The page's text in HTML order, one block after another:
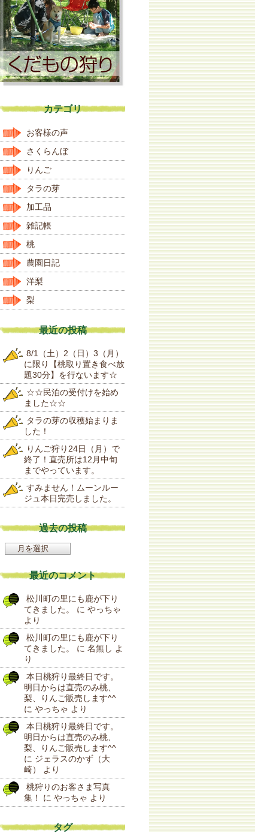
カテゴリ
お客様の声
さくらんぼ
りんご
タラの芽
加工品
雑記帳
桃
農園日記
洋梨
梨
最近の投稿
8/1（土）2（日）3（月）
に限り【桃取り置き食べ放
題30分】を行ないます☆
☆☆民泊の受付けを始め
ました☆☆
タラの芽の収穫始まりま
した！
りんご狩り24日（月）で
終了！直売所は12月中旬
までやっています。
すみません！ムーンルー
ジュ本日完売しました。
過去の投稿
去
投
最近のコメント
松川町の里にも鹿が下り
てきました。
に やっちゃ
より
松川町の里にも鹿が下り
てきました。
に 名無し よ
り
本日桃狩り最終日です。
明日からは直売のみ桃、
梨、りんご販売します^^
に やっちゃ より
本日桃狩り最終日です。
明日からは直売のみ桃、
梨、りんご販売します^^
に ジェラスのかず（大
崎）
より
桃狩りのお客さま写真
集！
に やっちゃ より
タグ